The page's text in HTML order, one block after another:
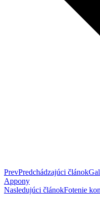
PrevPredchádzajúci článok
Appony
Nasledujúci článokFotenie